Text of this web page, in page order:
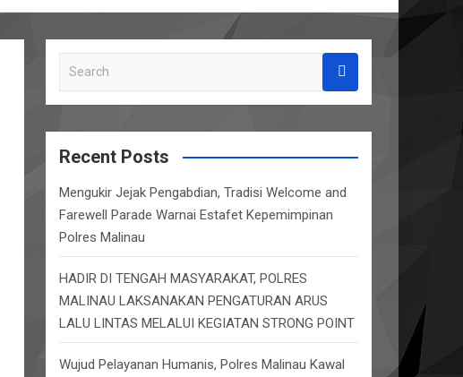
a
r
c
Recent Posts
Mengukir Jejak Pengabdian, Tradisi Welcome and
Farewell Parade Warnai Estafet Kepemimpinan
Polres Malinau
HADIR DI TENGAH MASYARAKAT, POLRES
MALINAU LAKSANAKAN PENGATURAN ARUS
LALU LINTAS MELALUI KEGIATAN STRONG POINT
Wujud Pelayanan Humanis, Polres Malinau Kawal